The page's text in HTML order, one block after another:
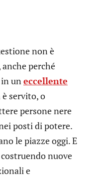
non è
perché
un eccellente
servito, o
persone nere
posti di potere.
le piazze oggi. E
nuove
e